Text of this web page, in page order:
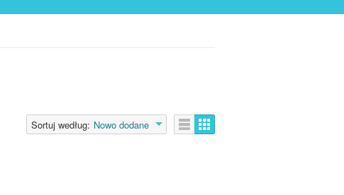
Sortuj według: Nowo dodane